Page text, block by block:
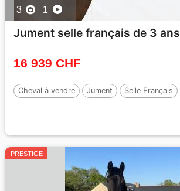
3 1
Jument selle français de 3 ans
16 939 CHF
Cheval à vendre Jument Selle Français
PRESTIGE